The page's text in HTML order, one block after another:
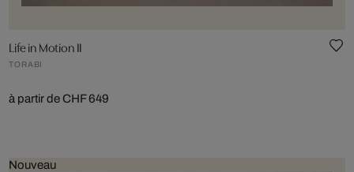
Life in Motion II
TORABI
à partir de CHF 649
Nouveau